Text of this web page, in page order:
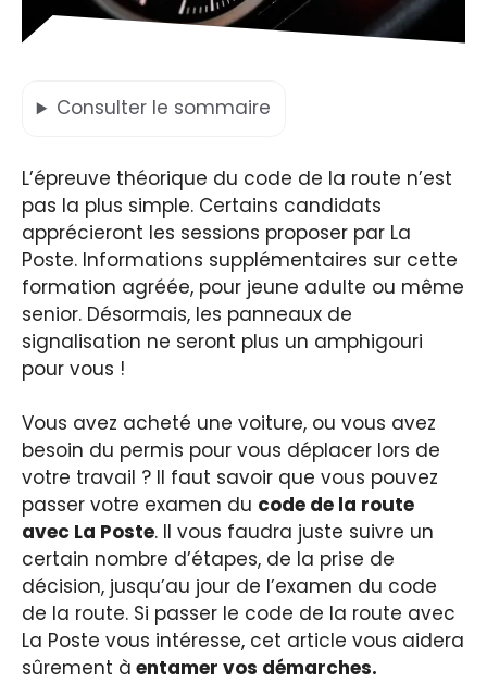
Consulter le sommaire
L’épreuve théorique du code de la route n’est
pas la plus simple. Certains candidats
apprécieront les sessions proposer par La
Poste. Informations supplémentaires sur cette
formation agréée, pour jeune adulte ou même
senior. Désormais, les panneaux de
signalisation ne seront plus un amphigouri
pour vous !
Vous avez acheté une voiture, ou vous avez
besoin du permis pour vous déplacer lors de
votre travail ? Il faut savoir que vous pouvez
passer votre examen du code de la route
avec La Poste. Il vous faudra juste suivre un
certain nombre d’étapes, de la prise de
décision, jusqu’au jour de l’examen du code
de la route. Si passer le code de la route avec
La Poste vous intéresse, cet article vous aidera
sûrement à entamer vos démarches.